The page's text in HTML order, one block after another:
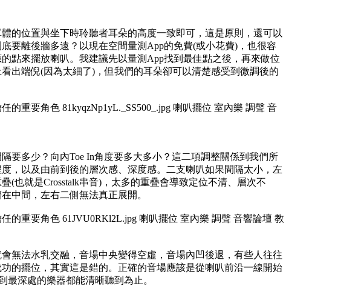
的位置與坐下時聆聽者耳朵的高度一致即可，這是原則，還可以
要離後牆多遠？以現在空間量測App的免費(或小花費)，也很容
點來擺放喇叭。我建議先以量測App找到最佳點之後，再來做位
出端倪(因為太細了)，但我們的耳朵卻可以清楚感受到微調後的
要多少？向內Toe In角度要多大多小？這二項調整關係到我們所
，以及由前到後的層次感、深度感。二支喇叭如果間隔太小，左
(也就是Crosstalk串音)，太多的重疊會導致定位不清、層次不
中間，左右二側無法真正展開。
無法水乳交融，音場中央變得空虛，音場內凹後退，有些人往往
的擺位，其實這是錯的。正確的音場應該是從喇叭前沿一線開始
最深處的樂器都能清晰聽到為止。